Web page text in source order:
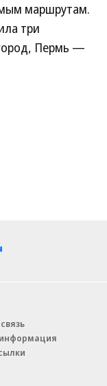
маршрутам.
три
Пермь —